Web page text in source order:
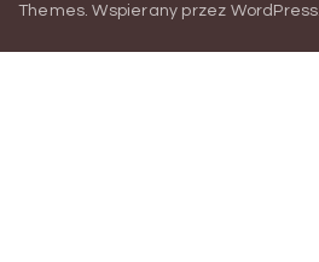
Themes Wspierany przez WordPress